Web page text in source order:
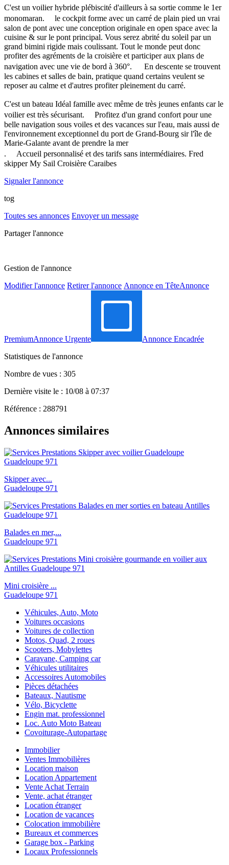
C'est un voilier hybride plébiscité d'ailleurs à sa sortie comme le 1er
monomaran. le cockpit forme avec un carré de plain pied un vrai
salon de pont avec une conception originale en open space avec la
cuisine & sur le pont principal. Vous serez abrité du soleil par un
grand bimini rigide mais coulissant. Tout le monde peut donc
profiter des agréments de la croisière et participer aux plans de
navigation avec une vie de bord à 360°. En descente se trouvent
les cabines et salles de bain, pratique quand certains veulent se
reposer au calme et d'autres profiter pleinement du carré.
C'est un bateau Idéal famille avec même de très jeunes enfants car le
voilier est très sécurisant. Profitez d'un grand confort pour une
belle navigation sous voiles et des vacances sur l'eau, mais aussi de
l'environnement exceptionnel du port de Grand-Bourg sir l'île de
Marie-Galante avant de prendre la mer
. Accueil personnalisé et des tarifs sans intermédiaires. Fred
skipper My Sail Croisière Caraibes
Signaler l'annonce
tog
Toutes ses annonces Envoyer un message
Partager l'annonce
Gestion de l'annonce
Modifier l'annonce Retirer l'annonce Annonce en TêteAnnonce
PremiumAnnonce Urgente
Annonce Encadrée
Statistiques de l'annonce
Nombre de vues : 305
Dernière visite le : 10/08 à 07:37
Référence : 288791
Annonces similaires
Skipper avec...
Guadeloupe 971
Balades en mer,...
Guadeloupe 971
Mini croisière ...
Guadeloupe 971
Véhicules, Auto, Moto
Voitures occasions
Voitures de collection
Motos, Quad, 2 roues
Scooters, Mobylettes
Caravane, Camping car
Véhicules utilitaires
Accessoires Automobiles
Pièces détachées
Bateaux, Nautisme
Vélo, Bicyclette
Engin mat. professionnel
Loc. Auto Moto Bateau
Covoiturage-Autopartage
Immobilier
Ventes Immobilières
Location maison
Location Appartement
Vente Achat Terrain
Vente, achat étranger
Location étranger
Location de vacances
Colocation immobilière
Bureaux et commerces
Garage box - Parking
Locaux Professionnels